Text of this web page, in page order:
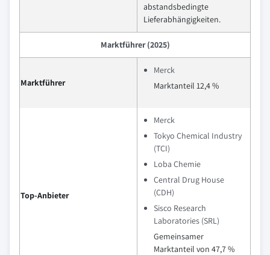
abstandsbedingte
Lieferabhängigkeiten.
Marktführer (2025)
Marktführer
Merck
Marktanteil 12,4 %
Top-Anbieter
Merck
Tokyo Chemical Industry
(TCI)
Loba Chemie
Central Drug House
(CDH)
Sisco Research
Laboratories (SRL)
Gemeinsamer
Marktanteil von 47,7 %